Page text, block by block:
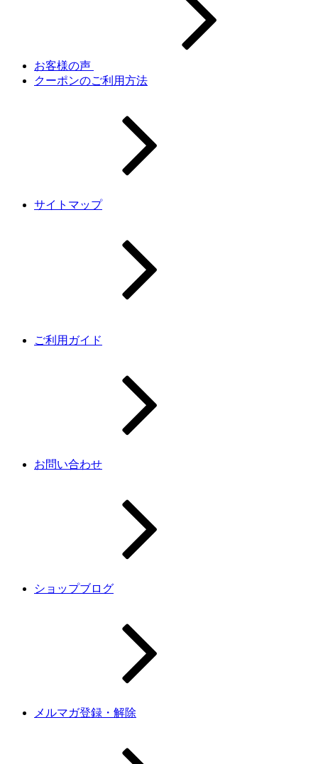
お客様の声
クーポンのご利用方法
サイトマップ
ご利用ガイド
お問い合わせ
ショップブログ
メルマガ登録・解除